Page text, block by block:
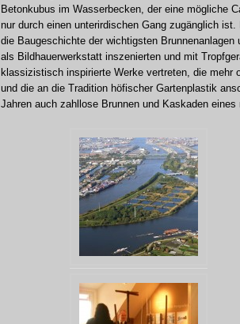
Betonkubus im Wasserbecken, der eine mögliche
nur durch einen unterirdischen Gang zugänglich
die Baugeschichte der wichtigsten
als Bildhauerwerkstatt inszenierten und mit
klassizistisch inspirierte Werke vertreten, die mehr
und die an die Tradition höfischer Gartenplastik
Jahren auch zahllose Brunnen und Kaskaden